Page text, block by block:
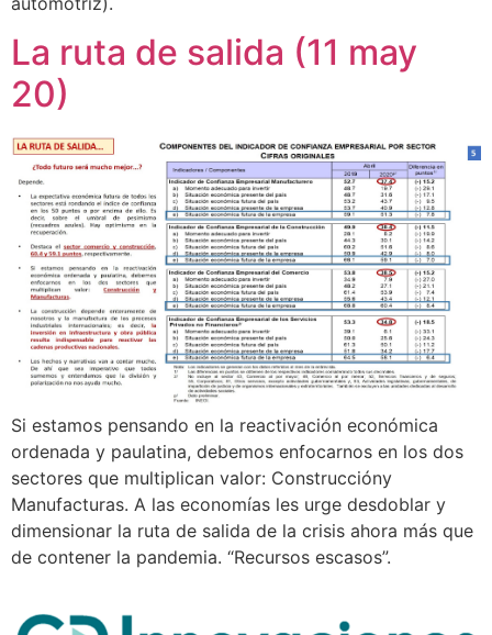
La ruta de salida (11 may
20)
Si estamos pensando en la reactivación económica
ordenada y paulatina, debemos enfocarnos en los dos
sectores que multiplican valor: Construccióny
Manufacturas. A las economías les urge desdoblar y
dimensionar la ruta de salida de la crisis ahora más que
de contener la pandemia. “Recursos escasos”.